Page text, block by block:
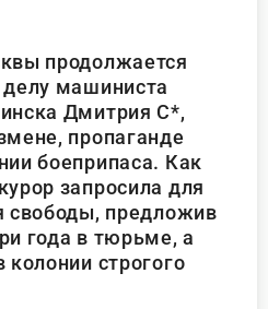
продолжается
делу машиниста
Дмитрия С*,
пропаганде
боеприпаса. Как
запросила для
свободы, предложив
года в тюрьме, а
строгого